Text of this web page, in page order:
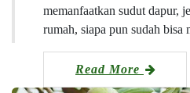
memanfaatkan sudut dapur,
rumah, siapa pun sudah
Read More